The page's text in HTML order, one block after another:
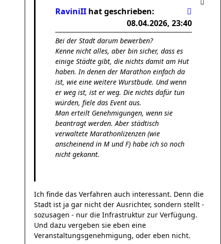
RaviniII hat geschrieben:
08.04.2026, 23:40
Bei der Stadt darum bewerben?
Kenne nicht alles, aber bin sicher, dass es
einige Städte gibt, die nichts damit am Hut
haben. In denen der Marathon einfach da
ist, wie eine weitere Wurstbude. Und wenn
er weg ist, ist er weg. Die nichts dafür tun
würden, fiele das Event aus.
Man erteilt Genehmigungen, wenn sie
beantragt werden. Aber städtisch
verwaltete Marathonlizenzen (wie
anscheinend in M und F) habe ich so noch
nicht gekannt.
Ich finde das Verfahren auch interessant. Denn die
Stadt ist ja gar nicht der Ausrichter, sondern stellt -
sozusagen - nur die Infrastruktur zur Verfügung.
Und dazu vergeben sie eben eine
Veranstaltungsgenehmigung, oder eben nicht.